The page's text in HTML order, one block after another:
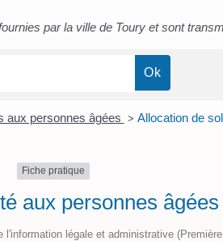
par la ville de Toury et sont
aux personnes âgées > Allocation de
Fiche pratique
aux personnes
l'information légale et administrative